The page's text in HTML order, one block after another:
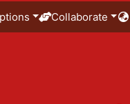
Collaborate